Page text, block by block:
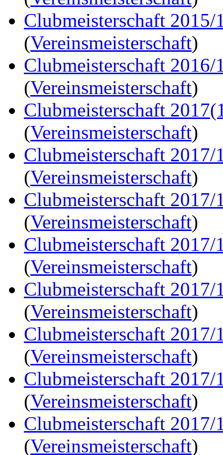
Clubmeisterschaft 2015/
(Vereinsmeisterschaft)
Clubmeisterschaft 2016/
(Vereinsmeisterschaft)
Clubmeisterschaft
(Vereinsmeisterschaft)
Clubmeisterschaft 2017/
(Vereinsmeisterschaft)
Clubmeisterschaft 2017/
(Vereinsmeisterschaft)
Clubmeisterschaft 2017/
(Vereinsmeisterschaft)
Clubmeisterschaft 2017/
(Vereinsmeisterschaft)
Clubmeisterschaft 2017/
(Vereinsmeisterschaft)
Clubmeisterschaft 2017/
(Vereinsmeisterschaft)
Clubmeisterschaft 2017/
(Vereinsmeisterschaft)